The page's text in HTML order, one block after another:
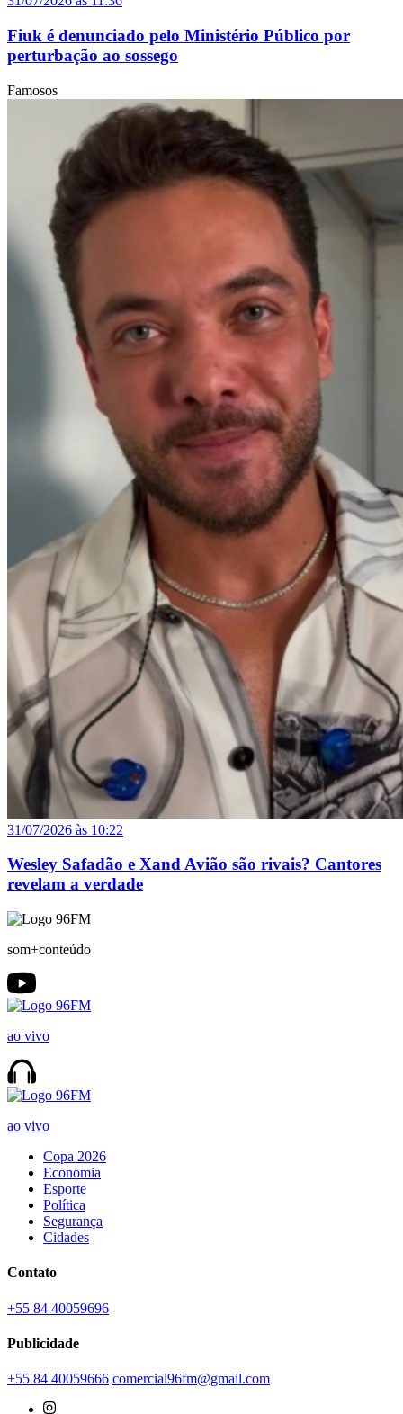
Fiuk é denunciado pelo Ministério Público por
perturbação ao sossego
Famosos
31/07/2026 às 10:22
Wesley Safadão e Xand Avião são rivais? Cantores
revelam a verdade
som+conteúdo
ao vivo
ao vivo
Copa 2026
Economia
Esporte
Política
Segurança
Cidades
Contato
+55 84 40059696
Publicidade
+55 84 40059666 comercial96fm@gmail.com